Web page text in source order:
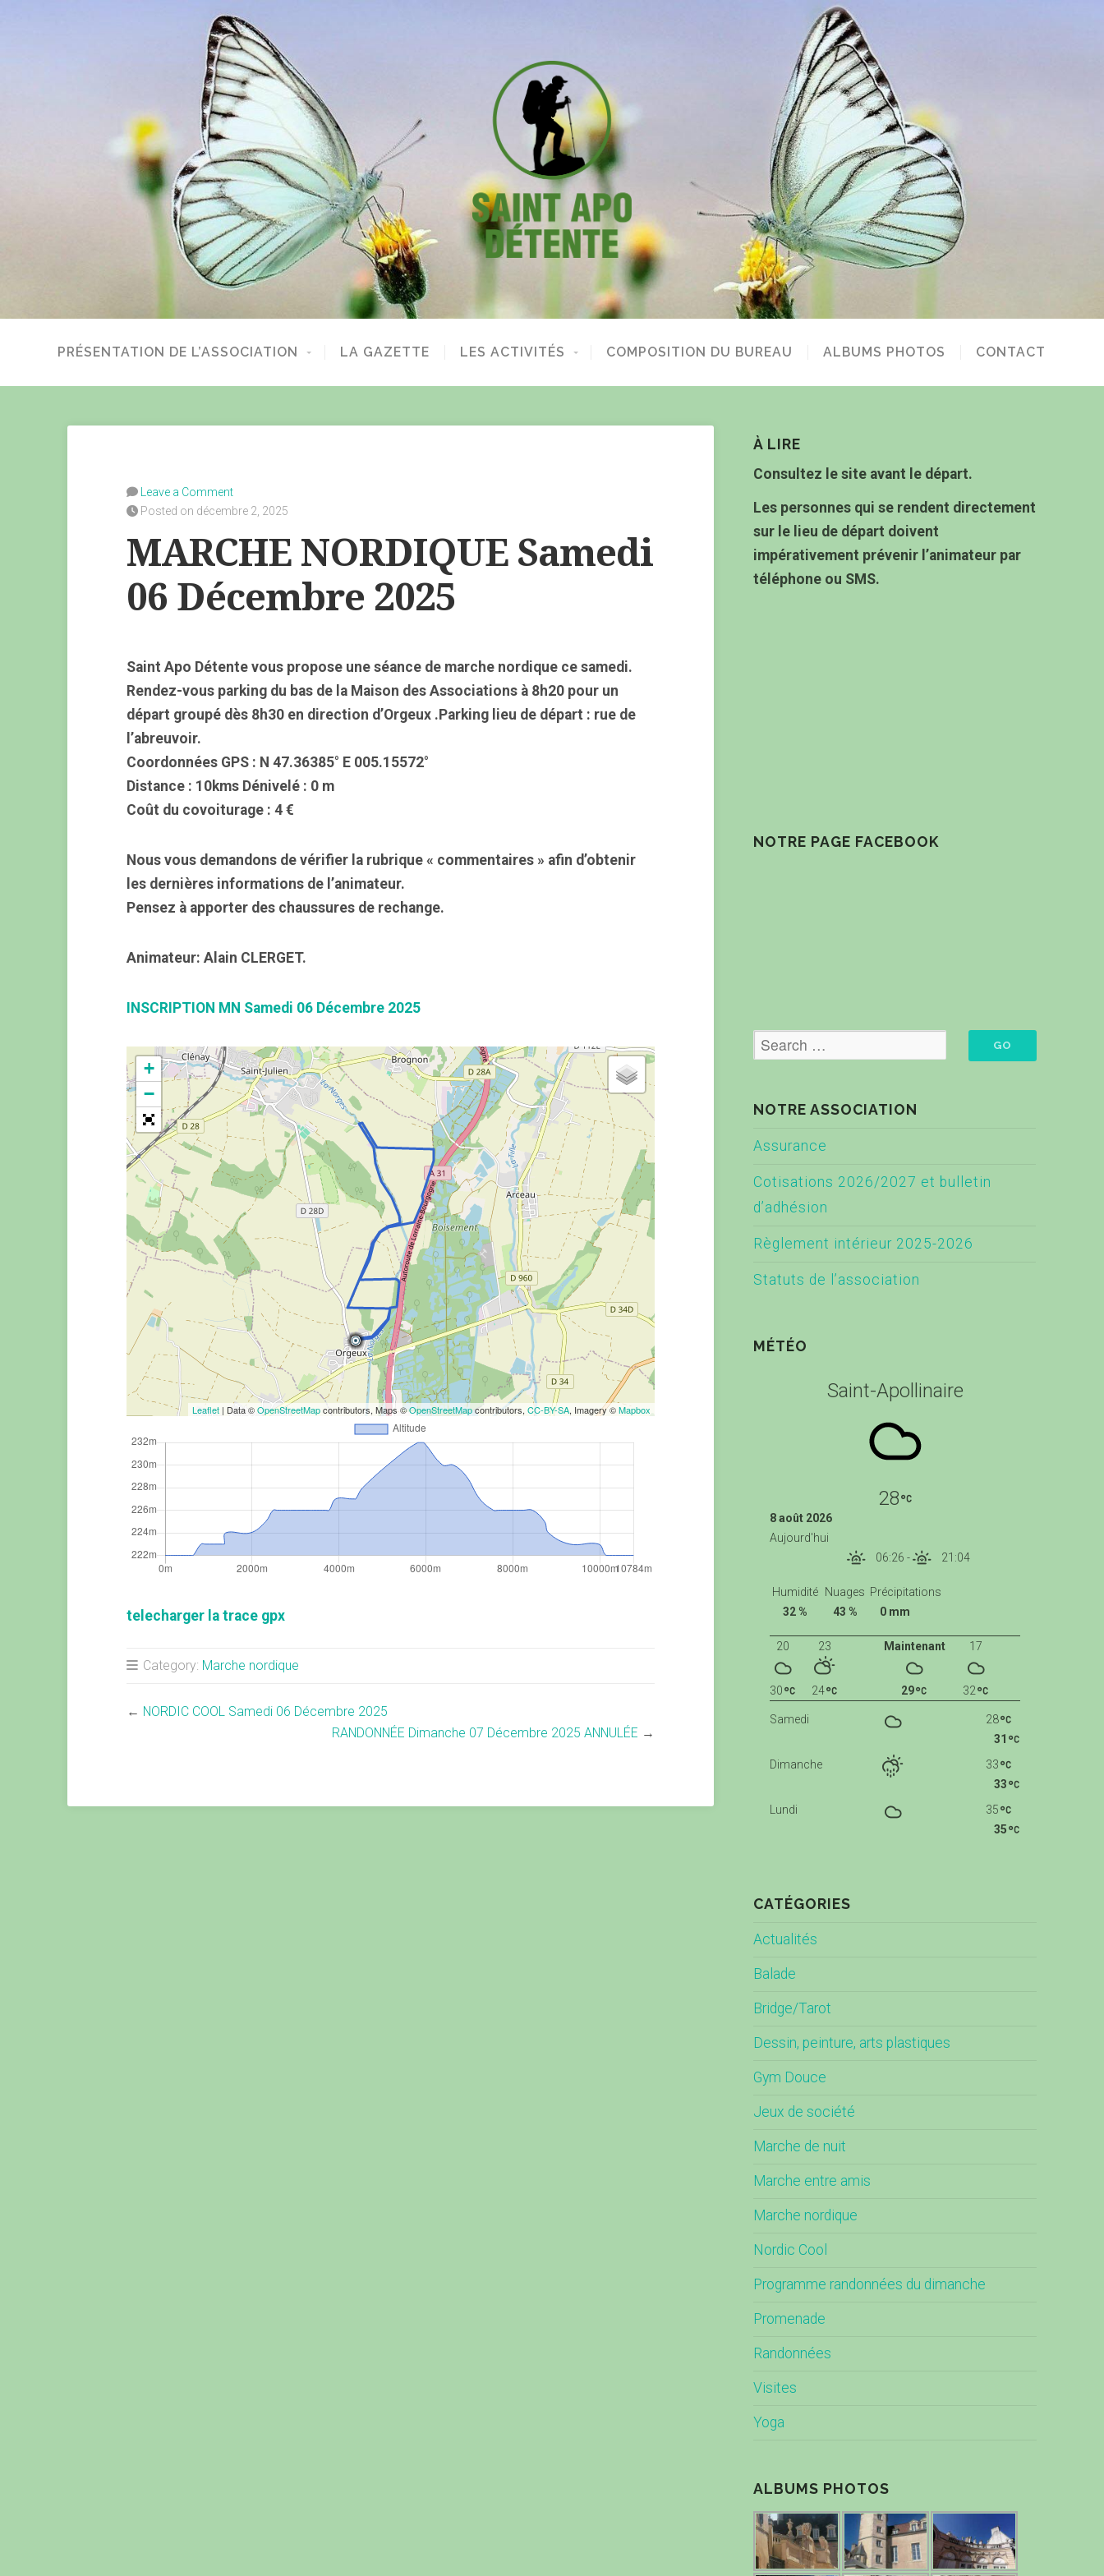
PRÉSENTATION DE L’ASSOCIATION LA GAZETTE LES ACTIVITÉS COMPOSITION DU BUREAU ALBUMS PHOTOS CONTACT
Leave a Comment
Posted on décembre 2, 2025
MARCHE NORDIQUE Samedi
06 Décembre 2025
Saint Apo Détente vous propose une séance de marche nordique ce samedi.
Rendez-vous parking du bas de la Maison des Associations à 8h20 pour un
départ groupé dès 8h30 en direction d’Orgeux .Parking lieu de départ : rue de
l’abreuvoir.
Coordonnées GPS : N 47.36385° E 005.15572°
Distance : 10kms Dénivelé : 0 m
Coût du covoiturage : 4 €
Nous vous demandons de vérifier la rubrique « commentaires » afin d’obtenir
les dernières informations de l’animateur.
Pensez à apporter des chaussures de rechange.
Animateur: Alain CLERGET.
INSCRIPTION MN Samedi 06 Décembre 2025
+
−
Leaflet | Data ©OpenStreetMapcontributors, Maps ©OpenStreetMapcontributors,CC-BY-SA, Imagery ©Mapbox
telecharger la trace gpx
Category: Marche nordique
← NORDIC COOL Samedi 06 Décembre 2025
RANDONNÉE Dimanche 07 Décembre 2025 ANNULÉE →
À LIRE
Consultez le site avant le départ.
Les personnes qui se rendent directement
sur le lieu de départ doivent
impérativement prévenir l’animateur par
téléphone ou SMS.
NOTRE PAGE FACEBOOK
NOTRE ASSOCIATION
Assurance
Cotisations 2026/2027 et bulletin
d’adhésion
Règlement intérieur 2025-2026
Statuts de l’association
MÉTÉO
Saint-Apollinaire
28
8 août 2026
Aujourd'hui
06:26 - 21:04
Humidité
32 %
Nuages
43 %
Précipitations
0 mm
Maintenant
29
17
32
20
30
23
24
Samedi
28
31
Dimanche
33
33
Lundi
35
35
CATÉGORIES
Actualités
Balade
Bridge/Tarot
Dessin, peinture, arts plastiques
Gym Douce
Jeux de société
Marche de nuit
Marche entre amis
Marche nordique
Nordic Cool
Programme randonnées du dimanche
Promenade
Randonnées
Visites
Yoga
ALBUMS PHOTOS